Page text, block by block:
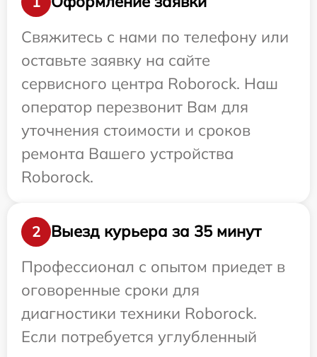
Свяжитесь с нами по телефону или
оставьте заявку на сайте
сервисного центра Roborock. Наш
оператор перезвонит Вам для
уточнения стоимости и сроков
ремонта Вашего устройства
Roborock.
2
Выезд курьера за 35 минут
Профессионал с опытом приедет в
оговоренные сроки для
диагностики техники Roborock.
Если потребуется углубленный